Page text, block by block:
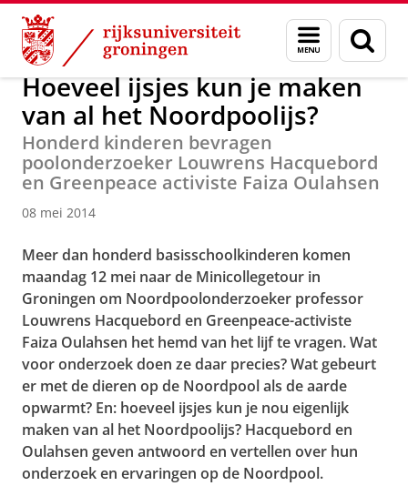
Skip
Content
Skip
Navigation
Menu
en
zoeken
Over ons Actueel Nieuws Nieuwsberichten
Hoeveel ijsjes kun je maken
van al het Noordpoolijs?
Honderd kinderen bevragen
poolonderzoeker Louwrens Hacquebord
en Greenpeace activiste Faiza Oulahsen
08 mei 2014
Meer dan honderd basisschoolkinderen komen
maandag 12 mei naar de Minicollegetour in
Groningen om Noordpoolonderzoeker professor
Louwrens Hacquebord en Greenpeace-activiste
Faiza Oulahsen het hemd van het lijf te vragen. Wat
voor onderzoek doen ze daar precies? Wat gebeurt
er met de dieren op de Noordpool als de aarde
opwarmt? En: hoeveel ijsjes kun je nou eigenlijk
maken van al het Noordpoolijs? Hacquebord en
Oulahsen geven antwoord en vertellen over hun
onderzoek en ervaringen op de Noordpool.